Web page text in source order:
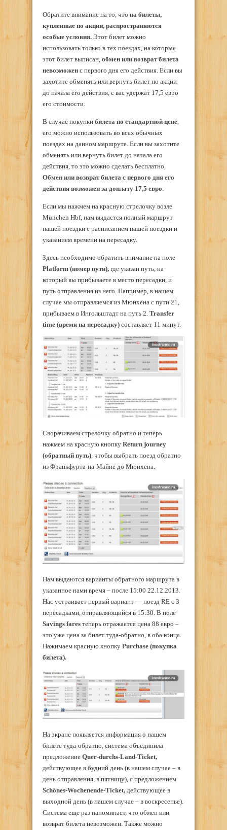
Обратите внимание на то, что на билеты,
купленные по акции, распространяются
особые условия. Этот билет можно
использовать только в тех поездах, на которые
этот билет выписан, обмен или возврат билета
невозможен с первого дня его действия. Если вы
захотите обменять или вернуть билет по акции
до начала его действия, с вас удержат 17,5 евро
его стоимости.
В случае покупки билета по стандартной цене
его можно использовать во всех обычных
поездах на данном маршруте. Если вы захотите
обменять или вернуть билет до начала его
действия, то это можно сделать бесплатно.
Обмен или возврат билета с первого дня его
действия возможен за доплату 17,5 евро
Если мы нажмем на красную стрелочку возле
München Hbf, нам выдастся полный маршрут
нашей поездки с расписанием нашей поездки и
указанием времени на пересадку.
Здесь необходимо обратить внимание на поле
Platform (номер пути), где указан путь, на
который вы прибываете в место пересадки, и
путь отправления из него. Например, в нашем
случае мы отправляемся из Мюнхена с пути 21,
прибываем в Ингольштадт на путь 2. Transfer
time (время на пересадку) составляет 11 минут.
Сворачиваем стрелочку обратно и теперь
нажмем на красную кнопку Return journey
(обратный путь) , чтобы выбрать поезд обратно
из Франкфурта-на-Майне до Мюнхена.
Нам выдаются варианты обратного маршрута в
указанное нами время – после 15:00 22.12.2013.
Нас устраивает первый вариант — поезд RE с 3
пересадками, отправляющийся в 15:30. В поле
Savings fares теперь отражается цена 88 евро –
это уже цена за билет туда-обратно, в оба конца.
Нажимаем красную кнопку Purchase (покупка
билета).
На экране появляется информация о нашем
билете туда-обратно, система объединила
предложение Quer-durchs-Land-Ticket,
действующее в будний день (в нашем случае – в
день отправления, в пятницу), с предложением
Schönes-Wochenende-Ticket, действующее в
выходной день (в нашем случае – в воскресенье).
Система еще раз напоминает, что обмен или
возврат билета невозможен. Также можно